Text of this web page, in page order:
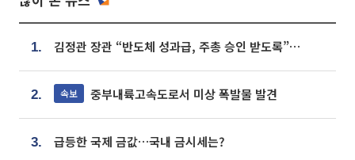
1. 김정관 장관 “반도체 성과급, 주총 승인 받도록”…상법·자본시장법 개정 시사
2. 속보 중부내륙고속도로서 미상 폭발물 발견
3. 급등한 국제 금값…국내 금시세는?